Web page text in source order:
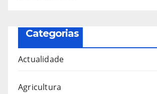
Categorias
Actualidade
Agricultura